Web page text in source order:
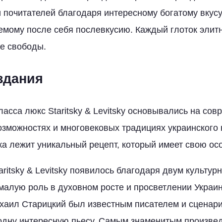
благодаря интересному богатому
после себя послевкусию. Каждый глоток
свободы.
люкс Staritsky & Levitsky основывались на
и многовековых традициях
лежит уникальный рецепт, который имеет свою
& Levitsky появилось благодаря двум
роль в духовном росте и просветлении
Старицкий был известным писателем и